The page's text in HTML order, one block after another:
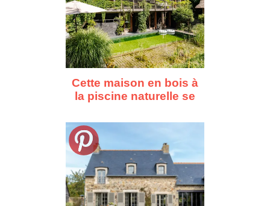
Cette maison en bois à
la piscine naturelle se